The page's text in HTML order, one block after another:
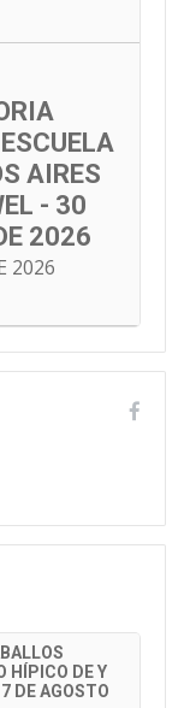
AIRES
- 30
2026
2026
HÍPICO DE Y
DE AGOSTO